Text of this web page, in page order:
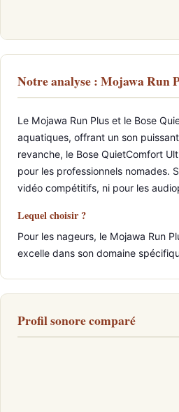
Notre analyse : Mojawa Run
Le Mojawa Run Plus et le Bose
aquatiques, offrant un son
revanche, le Bose QuietComfort
pour les professionnels nomades.
vidéo compétitifs, ni pour les
Lequel choisir ?
Pour les nageurs, le Mojawa Run
excelle dans son domaine
Profil sonore comparé